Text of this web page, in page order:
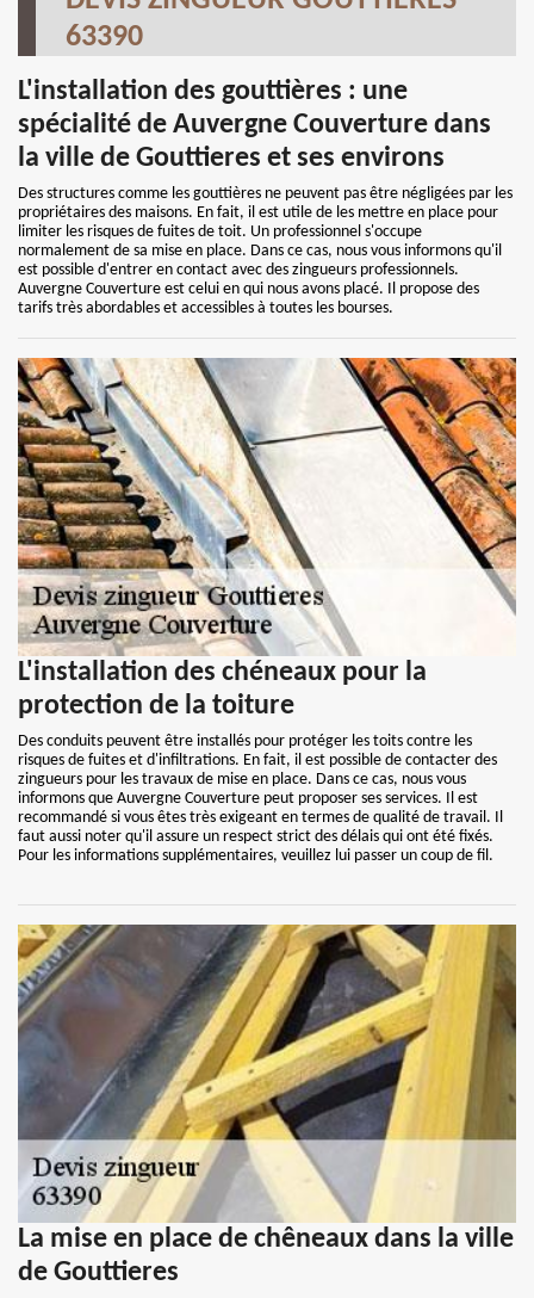
63390
L'installation des gouttières : une
spécialité de Auvergne Couverture dans
la ville de Gouttieres et ses environs
Des structures comme les gouttières ne peuvent pas être négligées par les
propriétaires des maisons. En fait, il est utile de les mettre en place pour
limiter les risques de fuites de toit. Un professionnel s'occupe
normalement de sa mise en place. Dans ce cas, nous vous informons qu'il
est possible d'entrer en contact avec des zingueurs professionnels.
Auvergne Couverture est celui en qui nous avons placé. Il propose des
tarifs très abordables et accessibles à toutes les bourses.
L'installation des chéneaux pour la
protection de la toiture
Des conduits peuvent être installés pour protéger les toits contre les
risques de fuites et d'infiltrations. En fait, il est possible de contacter des
zingueurs pour les travaux de mise en place. Dans ce cas, nous vous
informons que Auvergne Couverture peut proposer ses services. Il est
recommandé si vous êtes très exigeant en termes de qualité de travail. Il
faut aussi noter qu'il assure un respect strict des délais qui ont été fixés.
Pour les informations supplémentaires, veuillez lui passer un coup de fil.
La mise en place de chêneaux dans la ville
de Gouttieres